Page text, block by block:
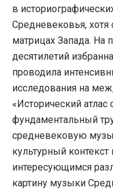
в
Средневековья, хотя
матрицах Запада. На
десятилетий
проводила
исследования на
«Исторический
фундаментальный
средневековую
культурный контекст
интересующимся
картину музыки